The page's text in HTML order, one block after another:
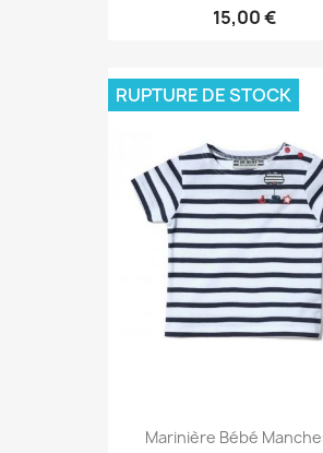
15,00 €
Marinière Bébé
RUPTURE DE STOCK